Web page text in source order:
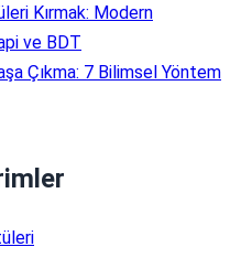
Kırmak: Modern
ve BDT
Çıkma: 7 Bilimsel Yöntem